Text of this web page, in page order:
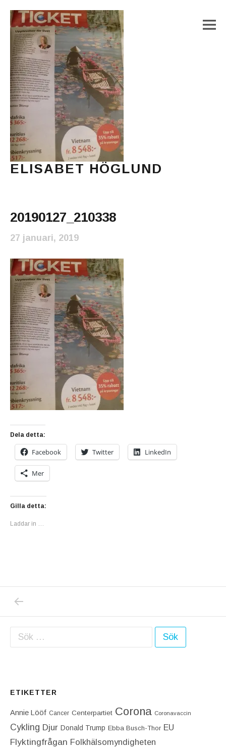
ELISABET HÖGLUND
20190127_210338
27 januari, 2019
Dela detta:
Facebook Twitter LinkedIn
Mer
Gilla detta:
Laddar in …
Inläggsnavigering
Sök efter:
ETIKETTER
Annie Lööf Cancer Centerpartiet‎ Corona Coronavaccin
Cykling Djur Donald Trump Ebba Busch-Thor EU
Flyktingfrågan Folkhälsomyndigheten